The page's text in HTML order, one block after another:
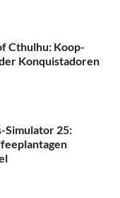
Cthulhu: Koop-
Konquistadoren
Simulator 25: